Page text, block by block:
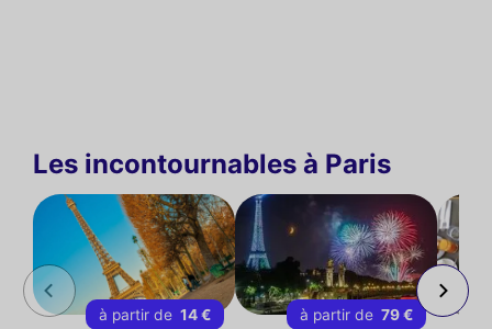
Les incontournables à Paris
à partir de 14 € à partir de 79 €